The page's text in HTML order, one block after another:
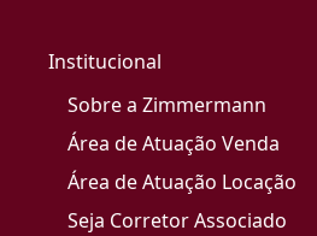
Institucional
Sobre a Zimmermann
Área de Atuação Venda
Área de Atuação Locação
Seja Corretor Associado